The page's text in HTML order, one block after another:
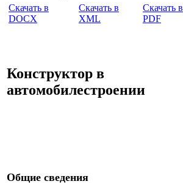
Скачать в
DOCX
Скачать в
XML
Скачать в
PDF
Конструктор в
автомобилестроении
Общие сведения